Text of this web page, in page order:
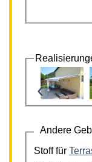
‹
Andere
Stoff für